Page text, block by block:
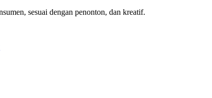
sesuai dengan penonton, dan kreatif.